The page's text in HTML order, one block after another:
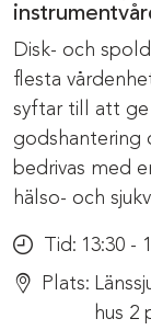
Disk- och
flesta
syftar till att ge
godshantering
bedrivas med
hälso- och
Tid: 13:30 -
Plats:
hus 2